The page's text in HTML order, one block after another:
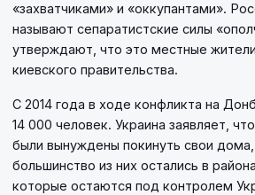
«захватчиками» и «оккупантами».
называют сепаратистские силы
утверждают, что это местные
киевского правительства.
С 2014 года в ходе конфликта на
14 000 человек. Украина заявляет,
были вынуждены покинуть свои
большинство из них остались в
которые остаются под контролем